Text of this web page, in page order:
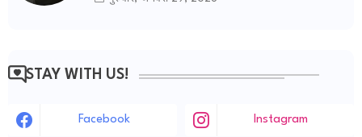
STAY WITH US!
Facebook Instagram